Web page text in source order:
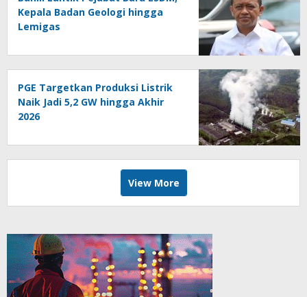
Kepala Badan Geologi hingga
Lemigas
PGE Targetkan Produksi Listrik
Naik Jadi 5,2 GW hingga Akhir
2026
View More